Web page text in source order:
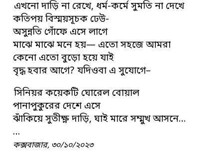
এখনো দাড়ি না রেখে, ধর্ম-কর্মে সুমতি না দেখে
কতিপয় বিস্ময়সূচক ঢেউ-
অসুন্নতি গোঁফে এসে লাগে
মাঝে মাঝে মনে হয়— এতো সহজে আমরা
কেনো এতো বুড়ো হয়ে যাই
বৃদ্ধ হবার আগে? যদিওবা এ সুযোগে–
সিনিয়র কয়েকটি ঘোরেল বোয়াল
পানাপুকুরের দেশে এসে
ঝাঁকিয়ে সুতীক্ষ্ণ দাড়ি, ঘাই মারে সম্মুখ আসনে…
…
কক্সবাজার, ৩০/১০/২০২৩